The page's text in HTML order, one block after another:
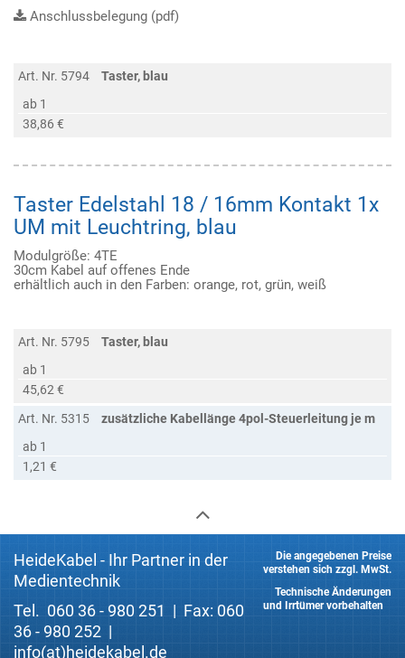
Anschlussbelegung (pdf)
Art. Nr. 5794
Taster, blau
ab 1
38,86 €
Taster Edelstahl 18 / 16mm Kontakt 1x
UM mit Leuchtring, blau
Modulgröße: 4TE
30cm Kabel auf offenes Ende
erhältlich auch in den Farben: orange, rot, grün, weiß
Art. Nr. 5795
Taster, blau
ab 1
45,62 €
Art. Nr. 5315
zusätzliche Kabellänge 4pol-Steuerleitung je m
ab 1
1,21 €
HeideKabel - Ihr Partner in der
Medientechnik
Tel. 060 36 - 980 251 | Fax: 060
36 - 980 252 |
info(at)heidekabel.de
Die angegebenen Preise
verstehen sich zzgl. MwSt.
Technische Änderungen
und Irrtümer vorbehalten